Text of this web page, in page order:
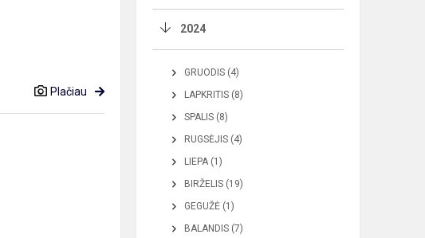
Plačiau
2024
GRUODIS (4)
LAPKRITIS (8)
SPALIS (8)
RUGSĖJIS (4)
LIEPA (1)
BIRŽELIS (19)
GEGUŽĖ (1)
BALANDIS (7)